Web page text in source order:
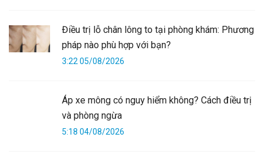
Điều trị lỗ chân lông to tại phòng khám: Phương
pháp nào phù hợp với bạn?
3:22 05/08/2026
Áp xe mông có nguy hiểm không? Cách điều trị
và phòng ngừa
5:18 04/08/2026